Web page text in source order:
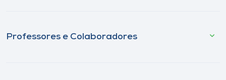
Professores e Colaboradores